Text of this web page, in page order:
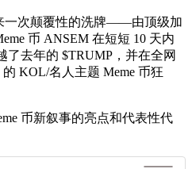
一次颠覆性的洗牌——由顶级加
币 ANSEM 在短短 10 天内
去年的 $TRUMP，并在全网
KOL/名人主题 Meme 币狂
币新叙事的亮点和代表性代